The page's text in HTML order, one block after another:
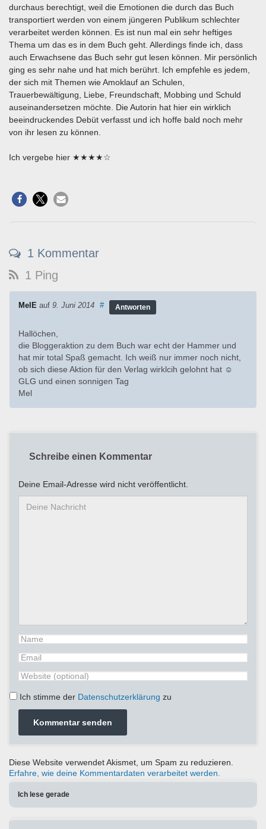
durchaus berechtigt, weil die Emotionen die durch das Buch
transportiert werden von einem jüngeren Publikum schlechter
verarbeitet werden können. Es ist nun mal ein sehr heftiges
Thema um das es in dem Buch geht. Allerdings finde ich, dass
auch Erwachsene das Buch sehr gut lesen können. Mir persönlich
ging es sehr nahe und hat mich berührt. Ich empfehle es jedem,
der sich mit Themen wie Amoklauf an Schulen,
Trauerbewältigung, Liebe, Freundschaft, Mobbing und Schuld
auseinandersetzen möchte. Die Autorin hat hier ein wirklich
beeindruckendes Debüt verfasst und ich hoffe bald noch mehr
von ihr lesen zu können.
Ich vergebe hier ★★★★☆
1 Kommentar
1 Ping
MelE auf 9. Juni 2014 # Antworten
Hallöchen,
die Bloggeraktion zu dem Buch war echt der Hammer und
hat mir total Spaß gemacht. Ich weiß nur immer noch nicht,
ob sich diese Aktion für den Verlag wirklcih gelohnt hat ☺
GLG und einen sonnigen Tag
Mel
Schreibe einen Kommentar
Deine Email-Adresse wird nicht veröffentlicht.
Ich stimme der Datenschutzerklärung zu
Diese Website verwendet Akismet, um Spam zu reduzieren.
Erfahre, wie deine Kommentardaten verarbeitet werden.
Ich lese gerade